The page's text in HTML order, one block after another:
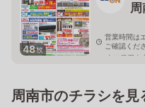
48枚
営業時間は
ご確認くだ
山口県周
周南市のチラシを見